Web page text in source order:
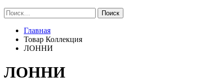
Найти:
Главная
Товар Коллекция
ЛОННИ
ЛОННИ